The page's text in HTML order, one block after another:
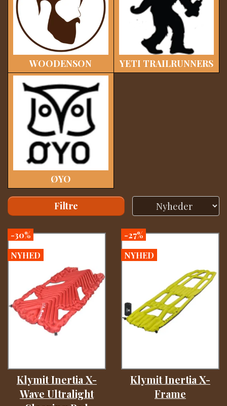
WOODENSON YETI TRAILRUNNERS
ØYO
Filtre
-30%
NYHED
Klymit Inertia X-
Wave Ultralight
-27%
NYHED
Klymit Inertia X-
Frame